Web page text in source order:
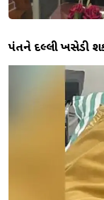
પંતને દિલ્લી ખસેડી